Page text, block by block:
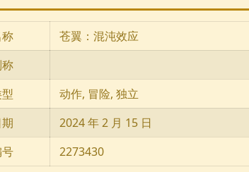
苍翼：混沌效应
动作, 冒险, 独立
2024 年 2 月 15 日
2273430